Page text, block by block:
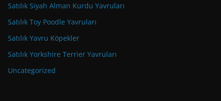
Satılık Siyah Alman Kurdu Yavruları
Satılık Toy Poodle Yavruları
Satılık Yavru Köpekler
Satılık Yorkshire Terrier Yavruları
Uncategorized